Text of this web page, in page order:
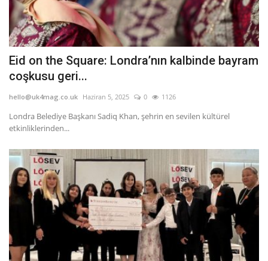
Eid on the Square: Londra’nın kalbinde bayram
coşkusu geri...
hello@uk4mag.co.uk Haziran 5, 2025 0 1126
Londra Belediye Başkanı Sadiq Khan, şehrin en sevilen kültürel
etkinliklerinden...